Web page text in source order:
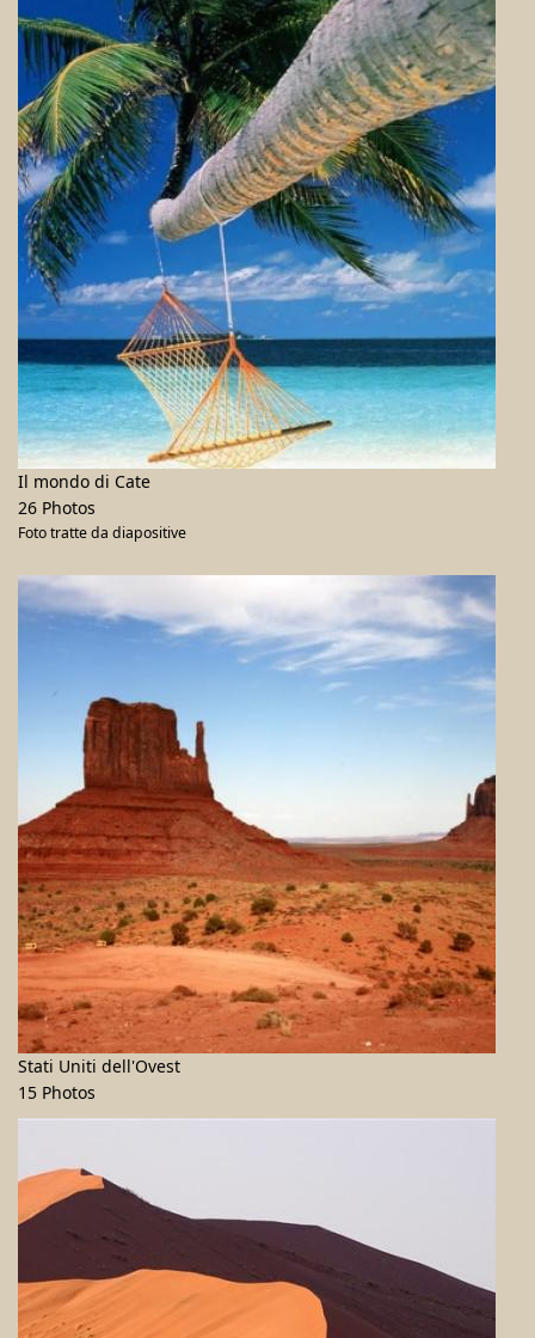
Il mondo di Cate
26 Photos
Foto tratte da diapositive
Stati Uniti dell'Ovest
15 Photos